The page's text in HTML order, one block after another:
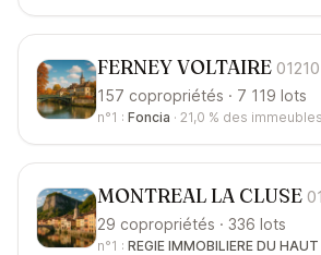
FERNEY VOLTAIRE 01210
157 copropriétés · 7 119 lots
n°1 : Foncia · 21,0 % des immeubles
MONTREAL LA CLUSE
29 copropriétés · 336 lots
n°1 : REGIE IMMOBILIERE DU